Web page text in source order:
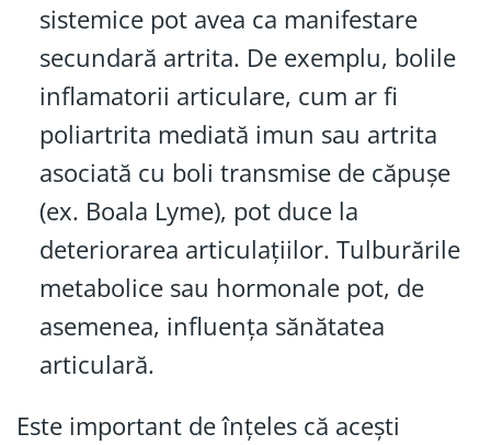
sistemice pot avea ca manifestare
secundară artrita. De exemplu, bolile
inflamatorii articulare, cum ar fi
poliartrita mediată imun sau artrita
asociată cu boli transmise de căpușe
(ex. Boala Lyme), pot duce la
deteriorarea articulațiilor. Tulburările
metabolice sau hormonale pot, de
asemenea, influența sănătatea
articulară.
Este important de înțeles că acești